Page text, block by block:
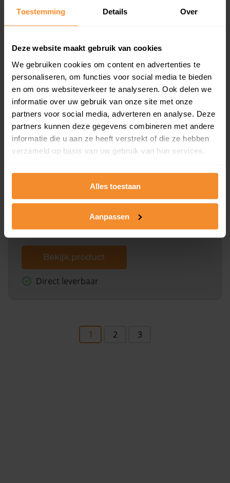
Toestemming Details Over
Deze website maakt gebruik van cookies
We gebruiken cookies om content en advertenties te
personaliseren, om functies voor social media te bieden
en om ons websiteverkeer te analyseren. Ook delen we
informatie over uw gebruik van onze site met onze
partners voor social media, adverteren en analyse. Deze
partners kunnen deze gegevens combineren met andere
informatie die u aan ze heeft verstrekt of die ze hebben
verzameld op basis van uw gebruik van hun services.
Alles toestaan
Aanpassen
en koopdatum) binnen een postcodegebied. Dit
inclusief een jaar lang gratis updates van nieuwe
koopsommen.
Bekijk product
Direct leverbaar
Kadastrale kaart pakket
Een uitgebreid overzicht van het perceel en
dit inclusief de luchtfoto!
Bekijk product
Direct leverbaar
1 2 3